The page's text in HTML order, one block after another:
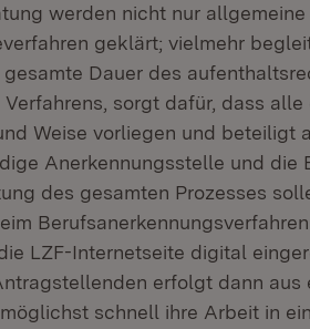
werden nicht nur
geklärt; vielmehr
Dauer des
sorgt dafür, dass
Weise vorliegen und beteiligt
Anerkennungsstelle und die
des gesamten Prozesses
LZF-Internetseite digital
erfolgt dann aus
schnell ihre Arbeit in